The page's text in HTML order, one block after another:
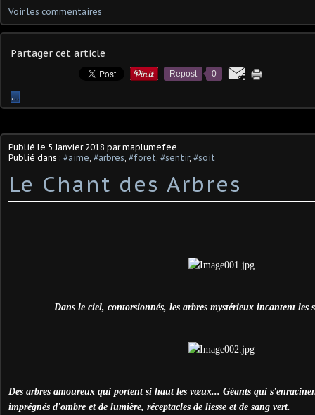
Voir les commentaires
Partager cet article
Repost 0
…
Publié le 5 Janvier 2018 par maplumefee
Publié dans : #aime #arbres #foret #sentir, #soit
Le Chant des Arbres
Dans le ciel, contorsionnés, les arbres mystérieux incantent les
Des arbres amoureux qui portent si haut les vœux... Géants qui
imprégnés d'ombre et de lumière, réceptacles de liesse et de sang vert.